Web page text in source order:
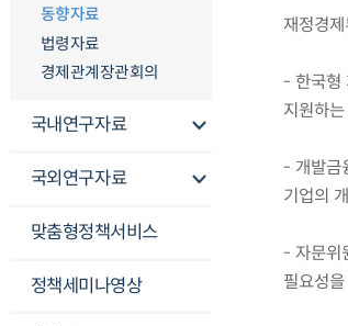
동향자료
법령자료
경제관계장관회의
국내연구자료
국외연구자료
맞춤형정책서비스
정책세미나영상
재정경
- 한국형
지원하
- 개발금
기업의
- 자문위
필요성